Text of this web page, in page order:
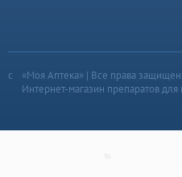
«Моя Аптека» | Все права
Интернет-магазин препаратов